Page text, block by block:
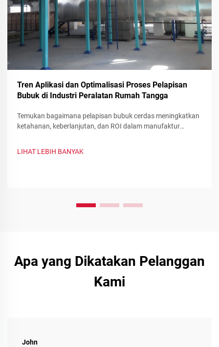
Tren Aplikasi dan Optimalisasi Proses Pelapisan
Bubuk di Industri Peralatan Rumah Tangga
Temukan bagaimana pelapisan bubuk cerdas meningkatkan
ketahanan, keberlanjutan, dan ROI dalam manufaktur
LIHAT LEBIH BANYAK
Apa yang Dikatakan Pelanggan
Kami
John